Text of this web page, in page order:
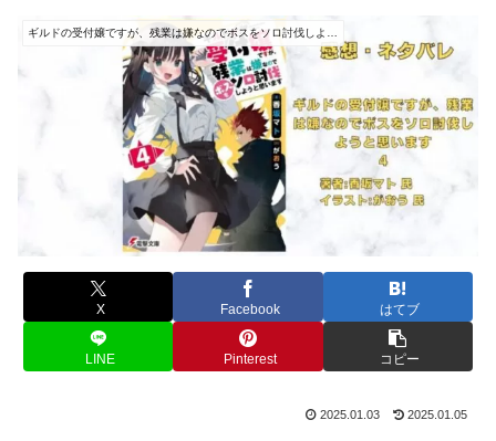
X Facebook はてブ
LINE Pinterest コピー
2025.01.03 2025.01.05